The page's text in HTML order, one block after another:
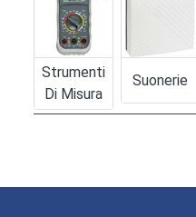
Strumenti
Di Misura
Suonerie